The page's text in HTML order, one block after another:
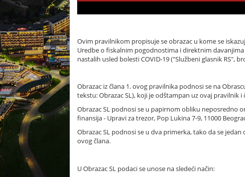
Ovim pravilnikom propisuje se obrazac u kome se
Uredbe o fiskalnim pogodnostima i direktnim
nastalih usled bolesti COVID-19 ("Službeni glasnik RS",
Obrazac iz člana 1. ovog pravilnika podnosi se na
tekstu: Obrazac SL), koji je odštampan uz ovaj pravilnik i
Obrazac SL podnosi se u papirnom obliku neposredno
finansija - Upravi za trezor, Pop Lukina 7-9, 11000
Obrazac SL podnosi se u dva primerka, tako da se
ovog člana.
U Obrazac SL podaci se unose na sledeći način: